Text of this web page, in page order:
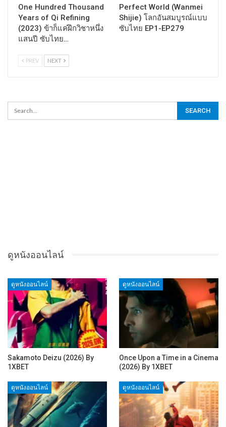
One Hundred Thousand
Years of Qi Refining
(2023) ข้าก็แค่ฝึกวิชาหนึ่ง
แสนปี ซับไทย…
Perfect World (Wanmei
Shijie) โลกอันสมบูรณ์แบบ
ซับไทย EP1-EP279
PREV NEXT
ดูหนังออนไลน์
ดูหนังออนไลน์
Sakamoto Deizu (2026) By
1XBET
ดูหนังออนไลน์
Once Upon a Time in a Cinema
(2026) By 1XBET
ดูหนังออนไลน์ ดูหนังออนไลน์